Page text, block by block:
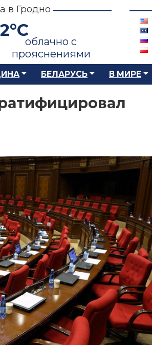
в Гродно
облачно с
прояснениями
БЕЛАРУСЬ В МИРЕ